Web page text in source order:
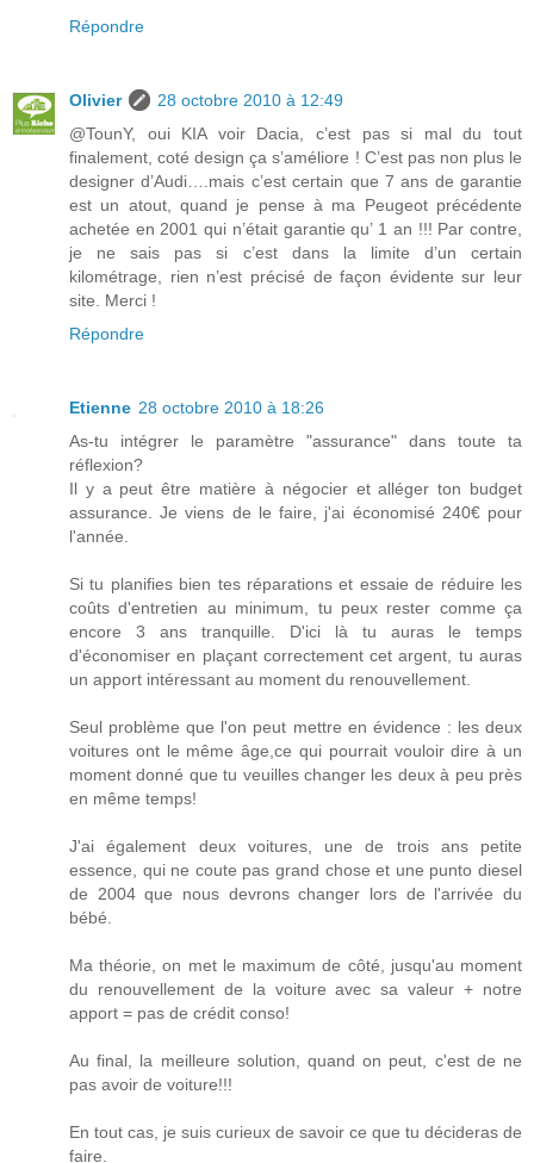
Répondre
Olivier
28 octobre 2010 à 12:49
@TounY, oui KIA voir Dacia, c’est pas si mal du tout
finalement, coté design ça s’améliore ! C’est pas non plus le
designer d’Audi….mais c’est certain que 7 ans de garantie
est un atout, quand je pense à ma Peugeot précédente
achetée en 2001 qui n’était garantie qu’ 1 an !!! Par contre,
je ne sais pas si c’est dans la limite d’un certain
kilométrage, rien n’est précisé de façon évidente sur leur
site. Merci !
Répondre
Etienne 28 octobre 2010 à 18:26
As-tu intégrer le paramètre "assurance" dans toute ta
réflexion?
Il y a peut être matière à négocier et alléger ton budget
assurance. Je viens de le faire, j'ai économisé 240€ pour
l'année.
Si tu planifies bien tes réparations et essaie de réduire les
coûts d'entretien au minimum, tu peux rester comme ça
encore 3 ans tranquille. D'ici là tu auras le temps
d'économiser en plaçant correctement cet argent, tu auras
un apport intéressant au moment du renouvellement.
Seul problème que l'on peut mettre en évidence : les deux
voitures ont le même âge,ce qui pourrait vouloir dire à un
moment donné que tu veuilles changer les deux à peu près
en même temps!
J'ai également deux voitures, une de trois ans petite
essence, qui ne coute pas grand chose et une punto diesel
de 2004 que nous devrons changer lors de l'arrivée du
bébé.
Ma théorie, on met le maximum de côté, jusqu'au moment
du renouvellement de la voiture avec sa valeur + notre
apport = pas de crédit conso!
Au final, la meilleure solution, quand on peut, c'est de ne
pas avoir de voiture!!!
En tout cas, je suis curieux de savoir ce que tu décideras de
faire.